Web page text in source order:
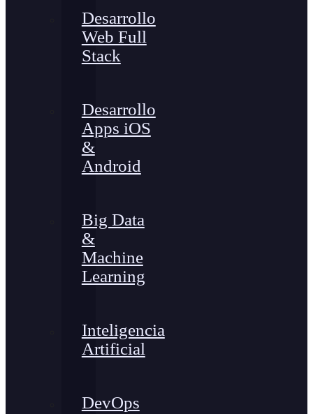
Desarrollo
Web Full
Stack
Desarrollo
Apps iOS
&
Android
Big Data
&
Machine
Learning
Inteligencia
Artificial
DevOps